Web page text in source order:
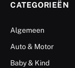
CATEGORIEËN
Algemeen
Auto & Motor
Baby & Kind